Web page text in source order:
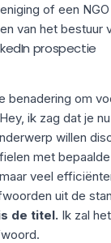
of een
van het bestuur
prospectie
benadering om
ik zag dat je
willen
met
veel
uit de
de titel. Ik zal